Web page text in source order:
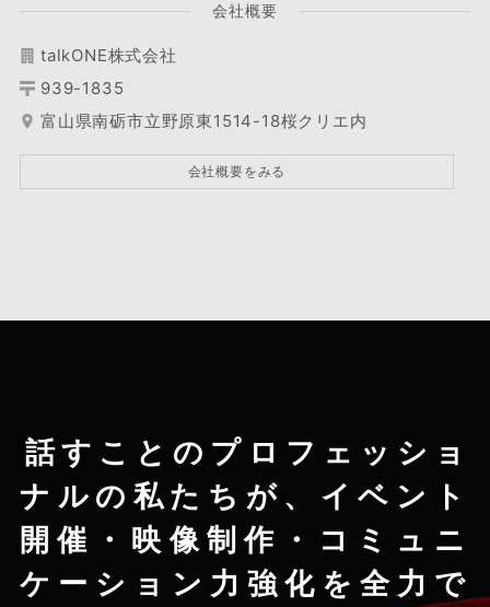
会社概要
talkONE株式会社
939-1835
富山県南砺市立野原東1514-18桜クリエ内
会社概要をみる
話すことのプロフェッショ
ナルの私たちが、 イベント
開催・映像制作・コミュニ
ケーション力強化を 全力で